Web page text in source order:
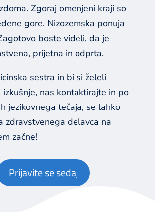
Zgoraj omenjeni kraji so
gore. Nizozemska ponuja
boste videli, da je
prijetna in odprta.
sestra in bi si želeli
izkušnje, nas kontaktirajte in po
jezikovnega tečaja, se lahko
zdravstvenega delavca na
začne!
Prijavite se sedaj